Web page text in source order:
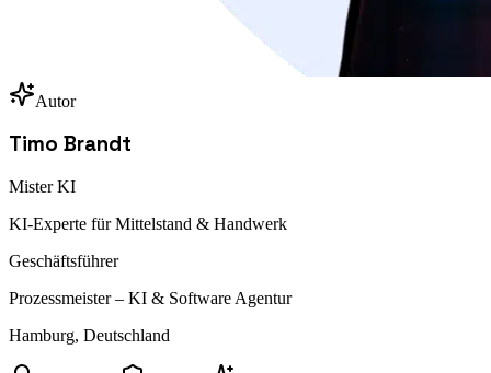
Autor
Timo Brandt
Mister KI
KI-Experte für Mittelstand & Handwerk
Geschäftsführer
Prozessmeister – KI & Software Agentur
Hamburg, Deutschland